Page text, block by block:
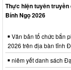
Thực hiện tuyên
Bính Ngọ 2026
Văn bản tổ chức bắn
2026 trên địa bàn tỉnh
niêm yết danh sách